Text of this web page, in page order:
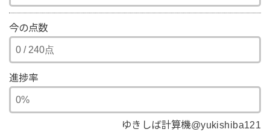
今の点数
進捗率
ゆきしば計算機@yukishiba121